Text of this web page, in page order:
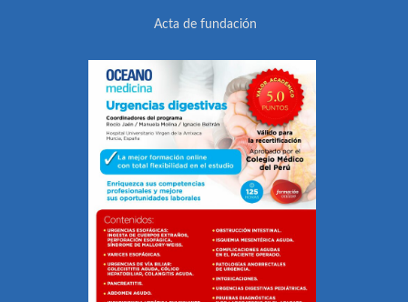
Acta de fundación